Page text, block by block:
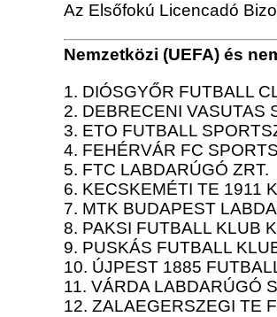
Az Elsőfokú Licencadó
Nemzetközi (UEFA) és
1. DIÓSGYŐR FUTBALL
2. DEBRECENI VASUTAS
3. ETO FUTBALL
4. FEHÉRVÁR FC
5. FTC LABDARÚGÓ ZRT.
6. KECSKEMÉTI TE 1911
7. MTK BUDAPEST
8. PAKSI FUTBALL KLUB
9. PUSKÁS FUTBALL
10. ÚJPEST 1885
11. VÁRDA LABDARÚGÓ
12. ZALAEGERSZEGI TE